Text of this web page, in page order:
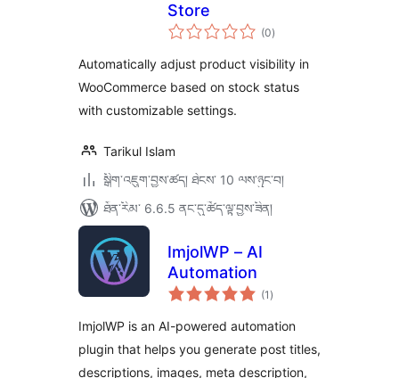
Store
(0གདེང་
འཇོག་
ཚང་།
)
Automatically adjust product visibility in
WooCommerce based on stock status
with customizable settings.
Tarikul Islam
སྒྲིག་འཇུག་བྱས་ཚད། ཐེངས་ 10 ལས་ཉུང་བ།
ཐོན་རིམ་ 6.6.5 ནང་དུ་ཚོད་ལྟ་བྱས་ཟིན།
ImjolWP – AI
Automation
(1 གདེང་
འཇོག་
ཚང་།
)
ImjolWP is an AI-powered automation
plugin that helps you generate post titles,
descriptions, images, meta description,